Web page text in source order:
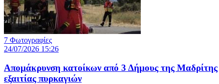
7 Φωτογραφίες
24/07/2026 15:26
Απομάκρυνση κατοίκων από 3 Δήμους της Μαδρίτης
εξαιτίας πυρκαγιών